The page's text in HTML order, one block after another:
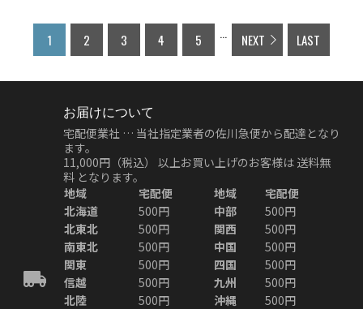
1 2 3 4 5 ... NEXT LAST
お届けについて
宅配便業社 … 当社指定業者の佐川急便から配達となり
ます。
11,000円（税込）
以上お買い上げのお客様は 送料無
料 となります。
地域
宅配便 地域
宅配便
北海道
500円 中部
500円
北東北
500円 関西
500円
南東北
500円 中国
500円
関東
500円 四国
500円
信越
500円 九州
500円
北陸
500円 沖縄
500円